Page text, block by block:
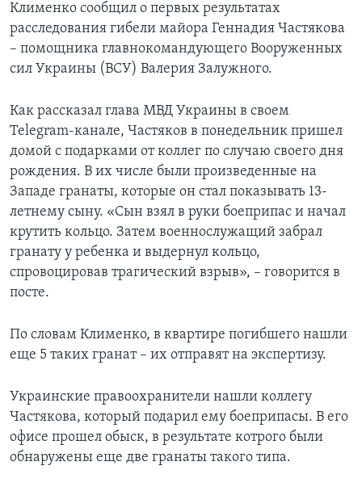
Клименко сообщил о первых результатах
расследования гибели майора Геннадия Частякова
– помощника главнокомандующего Вооруженных
сил Украины (ВСУ) Валерия Залужного.
Как рассказал глава МВД Украины в своем
Telegram-канале, Частяков в понедельник пришел
домой с подарками от коллег по случаю своего дня
рождения. В их числе были произведенные на
Западе гранаты, которые он стал показывать 13-
летнему сыну. «Сын взял в руки боеприпас и начал
крутить кольцо. Затем военнослужащий забрал
гранату у ребенка и выдернул кольцо,
спровоцировав трагический взрыв», – говорится в
посте.
По словам Клименко, в квартире погибшего нашли
еще 5 таких гранат – их отправят на экспертизу.
Украинские правоохранители нашли коллегу
Частякова, который подарил ему боеприпасы. В его
офисе прошел обыск, в результате котрого были
обнаружены еще две гранаты такого типа.